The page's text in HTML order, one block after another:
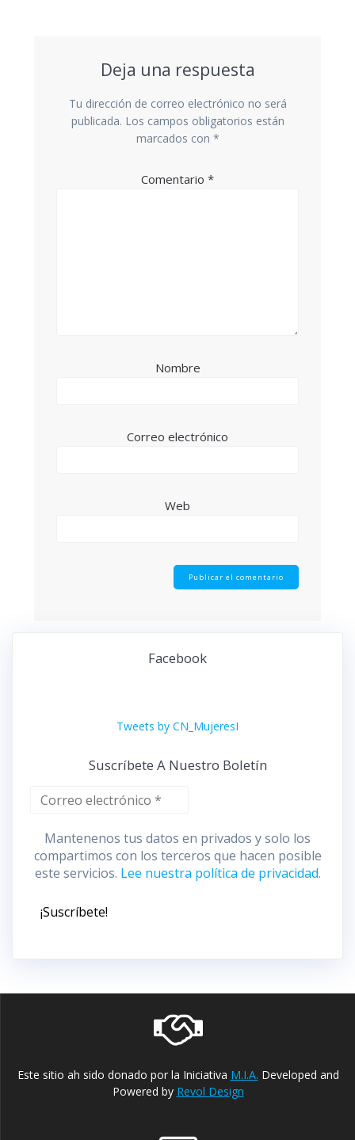
Deja una respuesta
Tu dirección de correo electrónico no será
publicada. Los campos obligatorios están
marcados con *
Comentario *
Nombre
Correo electrónico
Web
Facebook
Tweets by CN_MujeresI
Suscríbete A Nuestro Boletín
Mantenenos tus datos en privados y solo los
compartimos con los terceros que hacen posible
este servicios. Lee nuestra política de privacidad.
Este sitio ah sido donado por la Iniciativa M.I.A. Developed and
Powered by Revol Design